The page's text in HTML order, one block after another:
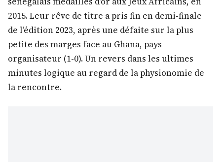
2015. Leur rêve de titre a pris fin en demi-finale
de l’édition 2023, après une défaite sur la plus
petite des marges face au Ghana, pays
organisateur (1-0). Un revers dans les ultimes
minutes logique au regard de la physionomie de
la rencontre.